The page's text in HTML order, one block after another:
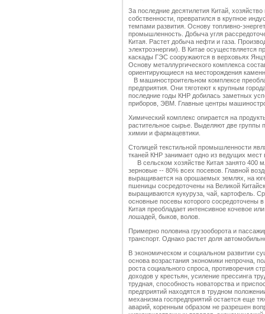
За последние десятилетия Китай,
собственности, превратился в крупное
темпами развития. Основу топливно-
промышленность. Добыча угля
Китая. Растет добыча нефти и газа.
электроэнергии). В Китае осуществляется
каскады ГЭС сооружаются в верховьях
Основу металлургического комплекса
ориентирующиеся на месторождения
В машиностроительном комплексе
предприятия. Они тяготеют к крупным
последние годы КНР добилась заметных
приборов, ЭВМ. Главные центры
Химический комплекс опирается на
растительное сырье. Выделяют две группы
химии и фармацевтики.
Столицей текстильной промышленности
тканей КНР занимает одно из ведущих мест
В сельском хозяйстве Китая занято 400
зерновые -- 80% всех посевов. Главной
выращивается на орошаемых землях, на
пшеницы сосредоточены на Великой
выращиваются кукуруза, чай, картофель.
основные посевы которого сосредоточены
Китая преобладает интенсивное кочевое
лошадей, быков, волов.
Примерно половина грузооборота и
транспорт. Однако растет доля
В экономическом и социальном развитии
основа возрастания экономики непрочна,
роста социального спроса, противоречия
доходов у крестьян, усиление прессинга
трудная, способность новаторства и
предприятий находятся в трудном
механизма госпредприятий остается еще
аварий, коренным образом не разрешен